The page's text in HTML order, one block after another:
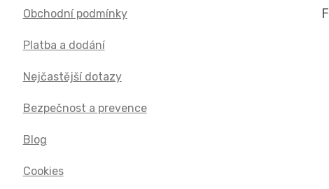
Obchodní podmínky
Platba a dodání
Nejčastější dotazy
Bezpečnost a prevence
Blog
Cookies